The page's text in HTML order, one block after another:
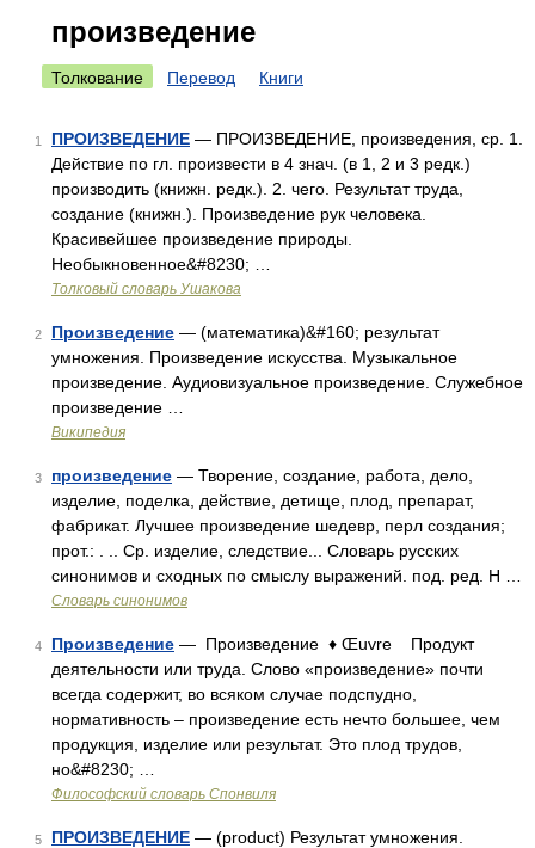
произведение
Толкование Перевод Книги
1 ПРОИЗВЕДЕНИЕ — ПРОИЗВЕДЕНИЕ, произведения, ср. 1.
Действие по гл. произвести в 4 знач. (в 1, 2 и 3 редк.)
производить (книжн. редк.). 2. чего. Результат труда,
создание (книжн.). Произведение рук человека.
Красивейшее произведение природы.
Необыкновенное&#8230; …
Толковый словарь Ушакова
2 Произведение — (математика)&#160; результат
умножения. Произведение искусства. Музыкальное
произведение. Аудиовизуальное произведение. Служебное
произведение …
Википедия
3 произведение — Творение, создание, работа, дело,
изделие, поделка, действие, детище, плод, препарат,
фабрикат. Лучшее произведение шедевр, перл создания;
прот.: . .. Ср. изделие, следствие... Словарь русских
синонимов и сходных по смыслу выражений. под. ред. Н …
Словарь синонимов
4 Произведение — Произведение ♦ Œuvre Продукт
деятельности или труда. Слово «произведение» почти
всегда содержит, во всяком случае подспудно,
нормативность – произведение есть нечто большее, чем
продукция, изделие или результат. Это плод трудов,
но&#8230; …
Философский словарь Спонвиля
5 ПРОИЗВЕДЕНИЕ — (product) Результат умножения.